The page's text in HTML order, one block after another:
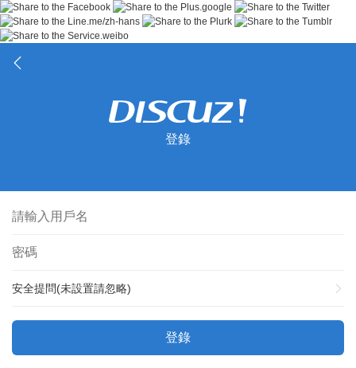
登錄
安全提問(未設置請忽略)
登錄